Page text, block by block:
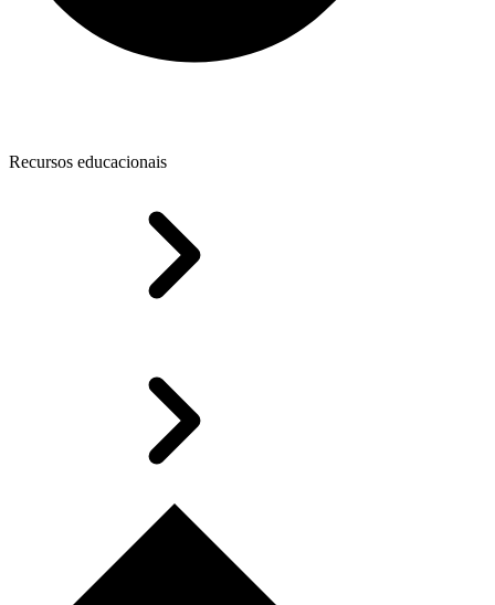
Recursos educacionais